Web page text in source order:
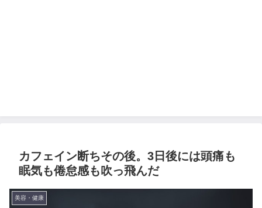
カフェイン断ちその後。3日後には頭痛も
眠気も倦怠感も吹っ飛んだ
美容・健康